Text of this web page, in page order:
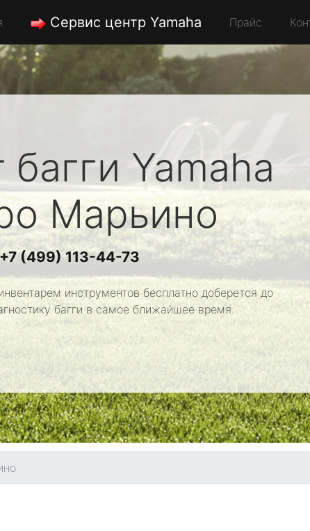
Сервис центр Yamaha Прайс
Yamaha
Марьино
+7 (499) 113-44-73
инструментов бесплатно доберется до
багги в самое ближайшее время.